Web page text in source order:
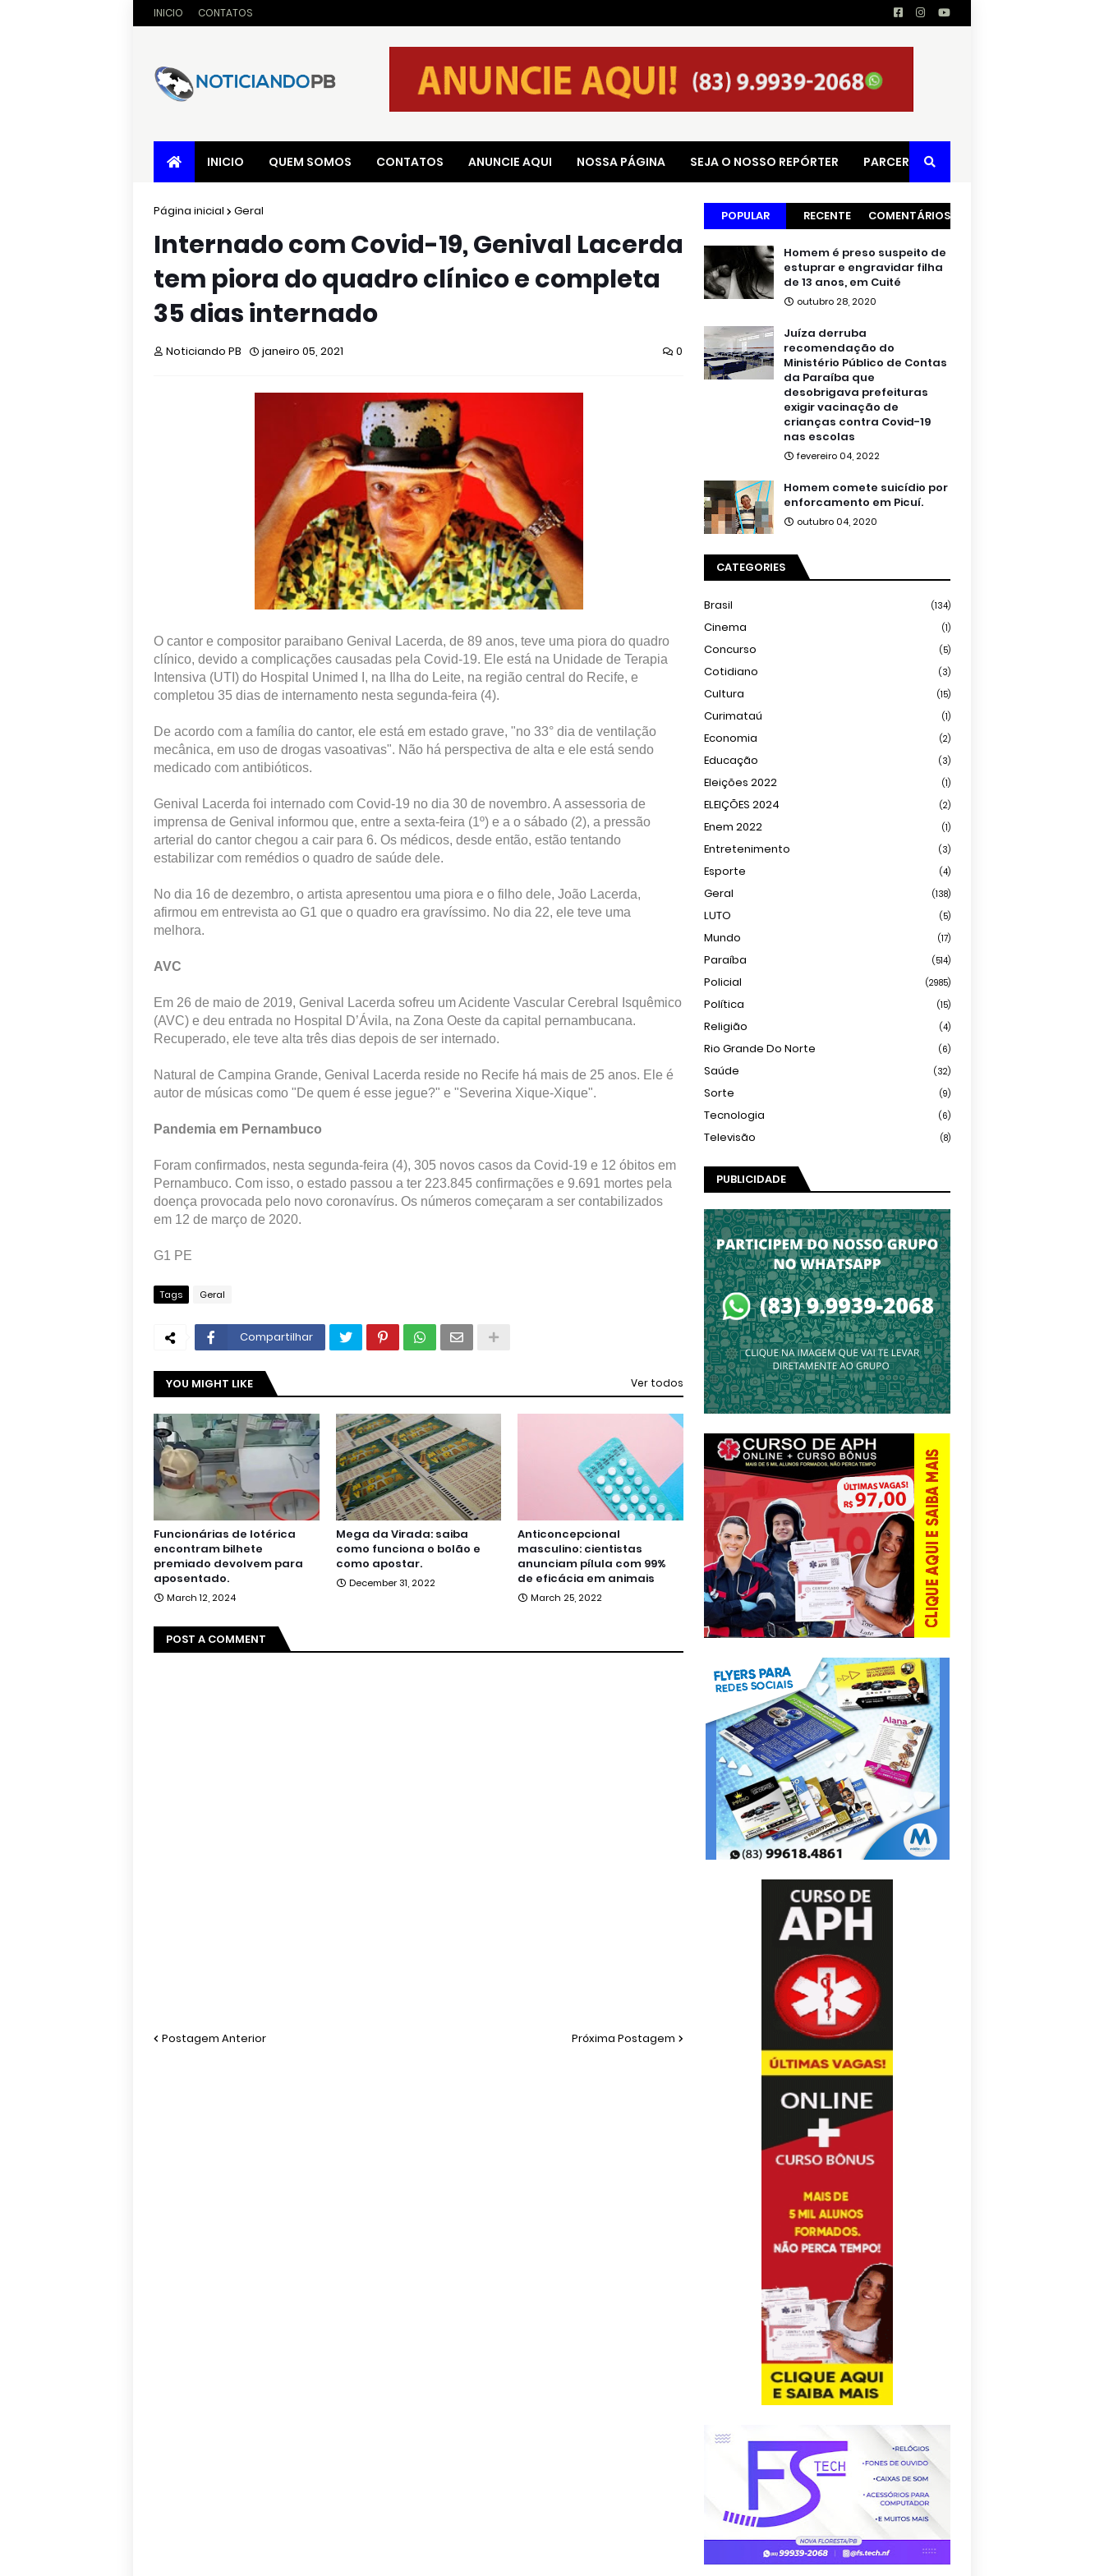
INICIO CONTATOS
INICIO QUEM SOMOS CONTATOS ANUNCIE AQUI NOSSA PÁGINA SEJA O NOSSO REPÓRTER PARCERIAS
Página inicial Geral
Internado com Covid-19, Genival Lacerda
tem piora do quadro clínico e completa
35 dias internado
Noticiando PB janeiro 05, 2021 0
O cantor e compositor paraibano Genival Lacerda, de 89 anos, teve uma piora do quadro
clínico, devido a complicações causadas pela Covid-19. Ele está na Unidade de Terapia
Intensiva (UTI) do Hospital Unimed I, na Ilha do Leite, na região central do Recife, e
completou 35 dias de internamento nesta segunda-feira (4).
De acordo com a família do cantor, ele está em estado grave, "no 33° dia de ventilação
mecânica, em uso de drogas vasoativas". Não há perspectiva de alta e ele está sendo
medicado com antibióticos.
Genival Lacerda foi internado com Covid-19 no dia 30 de novembro. A assessoria de
imprensa de Genival informou que, entre a sexta-feira (1º) e a o sábado (2), a pressão
arterial do cantor chegou a cair para 6. Os médicos, desde então, estão tentando
estabilizar com remédios o quadro de saúde dele.
No dia 16 de dezembro, o artista apresentou uma piora e o filho dele, João Lacerda,
afirmou em entrevista ao G1 que o quadro era gravíssimo. No dia 22, ele teve uma
melhora.
AVC
Em 26 de maio de 2019, Genival Lacerda sofreu um Acidente Vascular Cerebral Isquêmico
(AVC) e deu entrada no Hospital D’Ávila, na Zona Oeste da capital pernambucana.
Recuperado, ele teve alta três dias depois de ser internado.
Natural de Campina Grande, Genival Lacerda reside no Recife há mais de 25 anos. Ele é
autor de músicas como "De quem é esse jegue?" e "Severina Xique-Xique".
Pandemia em Pernambuco
Foram confirmados, nesta segunda-feira (4), 305 novos casos da Covid-19 e 12 óbitos em
Pernambuco. Com isso, o estado passou a ter 223.845 confirmações e 9.691 mortes pela
doença provocada pelo novo coronavírus. Os números começaram a ser contabilizados
em 12 de março de 2020.
G1 PE
Tags Geral
Compartilhar
YOU MIGHT LIKE Ver todos
Funcionárias de lotérica
encontram bilhete
premiado devolvem para
aposentado.
March 12, 2024
Mega da Virada: saiba
como funciona o bolão e
como apostar.
December 31, 2022
Anticoncepcional
masculino: cientistas
anunciam pílula com 99%
de eficácia em animais
March 25, 2022
POST A COMMENT
Postagem Anterior Próxima Postagem
POPULAR RECENTE COMENTÁRIOS
Homem é preso suspeito de
estuprar e engravidar filha
de 13 anos, em Cuité
outubro 28, 2020
Juíza derruba
recomendação do
Ministério Público de Contas
da Paraíba que
desobrigava prefeituras
exigir vacinação de
crianças contra Covid-19
nas escolas
fevereiro 04, 2022
Homem comete suicídio por
enforcamento em Picuí.
outubro 04, 2020
CATEGORIES
Brasil (134)
Cinema (1)
Concurso (5)
Cotidiano (3)
Cultura (15)
Curimataú (1)
Economia (2)
Educação (3)
Eleições 2022 (1)
ELEIÇÕES 2024 (2)
Enem 2022 (1)
Entretenimento (3)
Esporte (4)
Geral (138)
LUTO (5)
Mundo (17)
Paraíba (514)
Policial (2985)
Política (15)
Religião (4)
Rio Grande Do Norte (6)
Saúde (32)
Sorte (9)
Tecnologia (6)
Televisão (8)
PUBLICIDADE